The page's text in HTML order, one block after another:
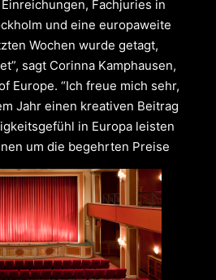
Einreichungen, Fachjuries in
und eine europaweite
Wochen wurde getagt,
sagt Corinna Kamphausen,
Europe. “Ich freue mich sehr,
Jahr einen kreativen Beitrag
in Europa leisten
um die begehrten Preise